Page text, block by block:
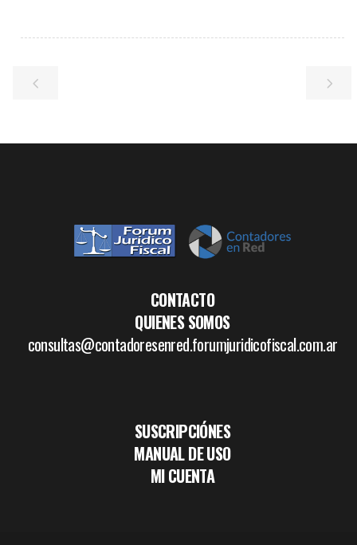
CONTACTO
QUIENES SOMOS
consultas@contadoresenred.forumjuridicofiscal.com.ar
SUSCRIPCIÓNES
MANUAL DE USO
MI CUENTA